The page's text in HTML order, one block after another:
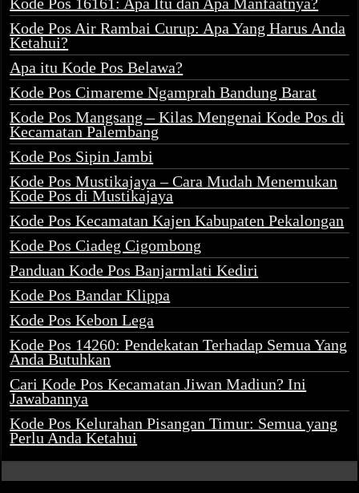
Kode Pos Air Rambai Curup: Apa Yang Harus Anda
Ketahui?
Apa itu Kode Pos Belawa?
Kode Pos Cimareme Ngamprah Bandung Barat
Kode Pos Mangsang – Kilas Mengenai Kode Pos di
Kecamatan Palembang
Kode Pos Sipin Jambi
Kode Pos Mustikajaya – Cara Mudah Menemukan
Kode Pos di Mustikajaya
Kode Pos Kecamatan Kajen Kabupaten Pekalongan
Kode Pos Ciadeg Cigombong
Panduan Kode Pos Banjarmlati Kediri
Kode Pos Bandar Klippa
Kode Pos Kebon Lega
Kode Pos 14260: Pendekatan Terhadap Semua Yang
Anda Butuhkan
Cari Kode Pos Kecamatan Jiwan Madiun? Ini
Jawabannya
Kode Pos Kelurahan Pisangan Timur: Semua yang
Perlu Anda Ketahui